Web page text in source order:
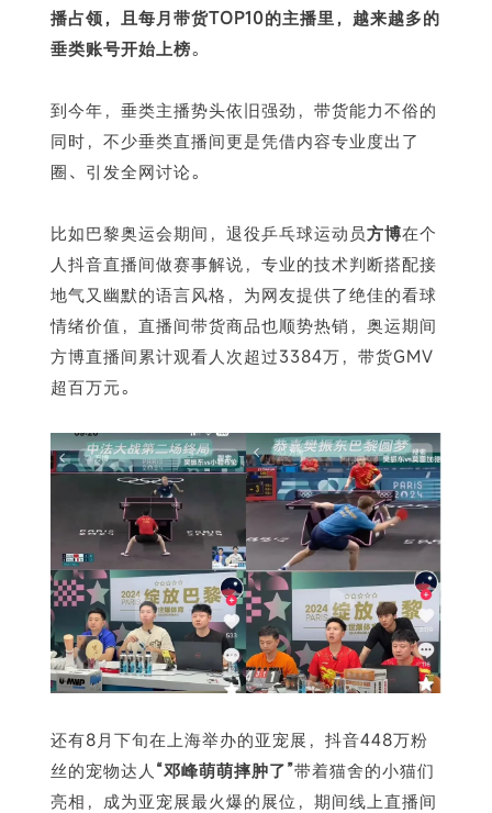
播占领，且每月带货TOP10的主播里，越来越多的
垂类账号开始上榜。
到今年，垂类主播势头依旧强劲，带货能力不俗的
同时，不少垂类直播间更是凭借内容专业度出了
圈、引发全网讨论。
比如巴黎奥运会期间，退役乒乓球运动员方博在个
人抖音直播间做赛事解说，专业的技术判断搭配接
地气又幽默的语言风格，为网友提供了绝佳的看球
情绪价值，直播间带货商品也顺势热销，奥运期间
方博直播间累计观看人次超过3384万，带货GMV
超百万元。
还有8月下旬在上海举办的亚宠展，抖音448万粉
丝的宠物达人 “邓峰萌萌摔肿了”带着猫舍的小猫们
亮相，成为亚宠展最火爆的展位，期间线上直播间